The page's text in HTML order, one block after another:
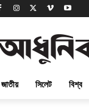
জাতীয় সিলেট বিশ্ব